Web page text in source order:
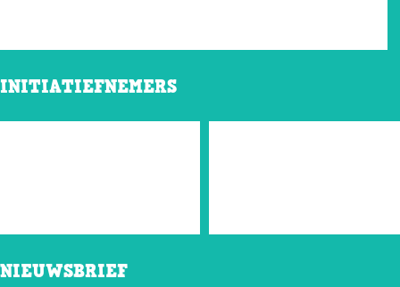
INITIATIEFNEMERS
NIEUWSBRIEF